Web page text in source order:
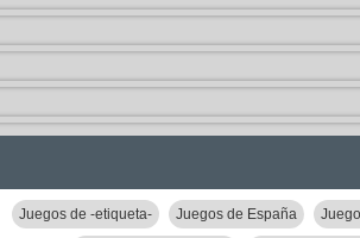
Juegos de -etiqueta- Juegos de España